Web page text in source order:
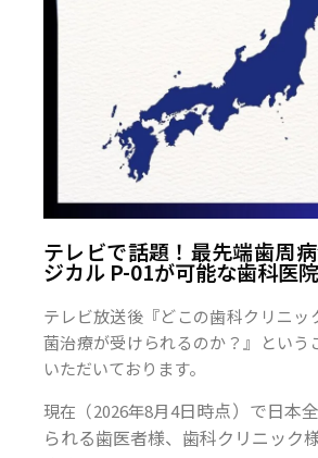
テレビで話題！最先端歯周
ジカル P-01が可能な歯科医
テレビ放送後『どこの歯科クリニッ
菌治療が受けられるのか？』という
いただいております。
現在（2026年8月4日時点）で日本
られる歯医者様、歯科クリニック